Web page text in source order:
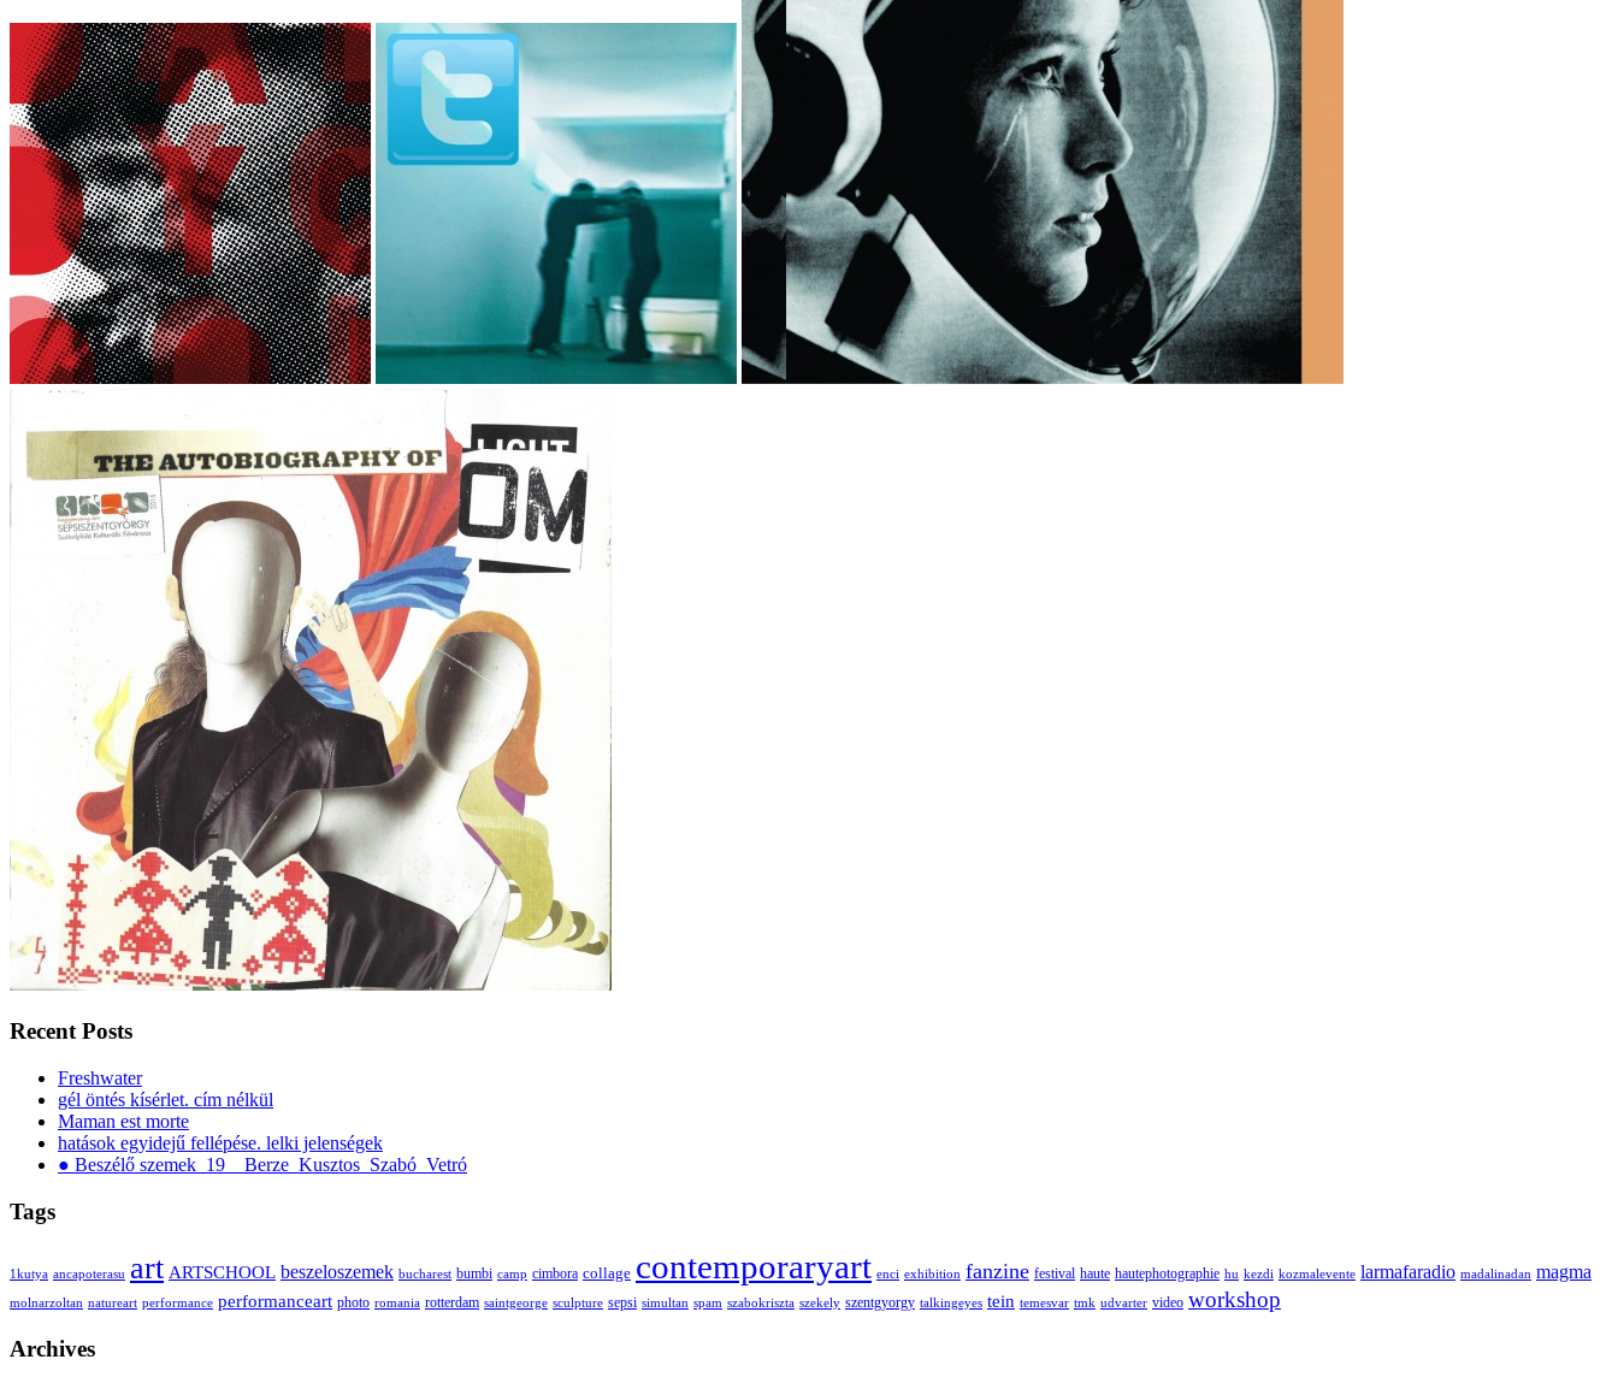
Recent Posts
Freshwater
gél öntés kísérlet. cím nélkül
Maman est morte
hatások egyidejű fellépése. lelki jelenségek
● Beszélő szemek_19__Berze_Kusztos_Szabó_Vetró
Tags
1kutya ancapoterasu art ARTSCHOOL beszeloszemek bucharest bumbi camp cimbora collage contemporaryart enci exhibition fanzine festival haute hautephotographie hu kezdi kozmalevente larmafaradio madalinadan magma
molnarzoltan natureart performance performanceart photo romania rotterdam saintgeorge sculpture sepsi simultan spam szabokriszta szekely szentgyorgy talkingeyes tein temesvar tmk udvarter video workshop
Archives